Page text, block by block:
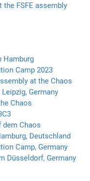
FSFE assembly
Hamburg
Camp 2023
at the Chaos
Germany
Chaos
dem Chaos
Deutschland
Camp, Germany
Düsseldorf, Germany